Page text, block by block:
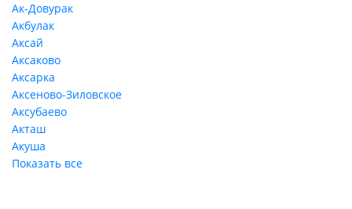
Ак-Довурак
Акбулак
Аксай
Аксаково
Аксарка
Аксеново-Зиловское
Аксубаево
Акташ
Акуша
Показать все